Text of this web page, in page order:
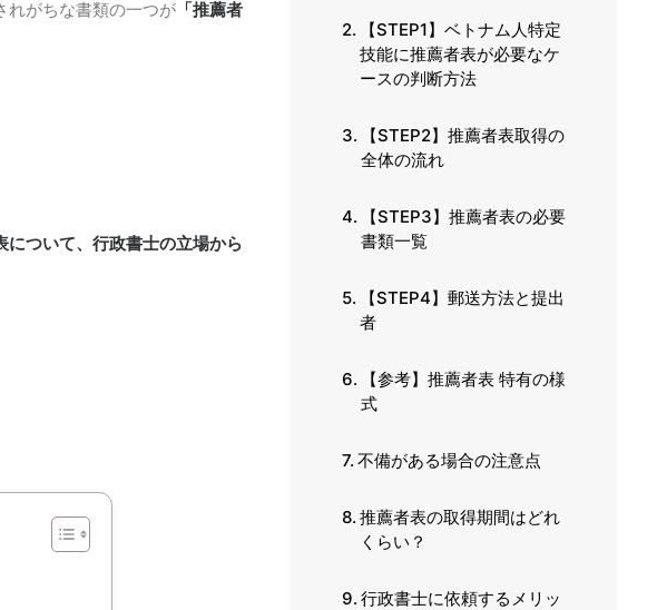
れがちな書類の一つが 「推薦者
ついて、行政書士の立場から
【STEP1】ベトナム人特定
技能に推薦者表が必要なケ
ースの判断方法
【STEP2】推薦者表取得の
全体の流れ
【STEP3】推薦者表の必要
書類一覧
【STEP4】郵送方法と提出
者
【参考】推薦者表 特有の様
式
不備がある場合の注意点
推薦者表の取得期間はどれ
くらい？
行政書士に依頼するメリッ